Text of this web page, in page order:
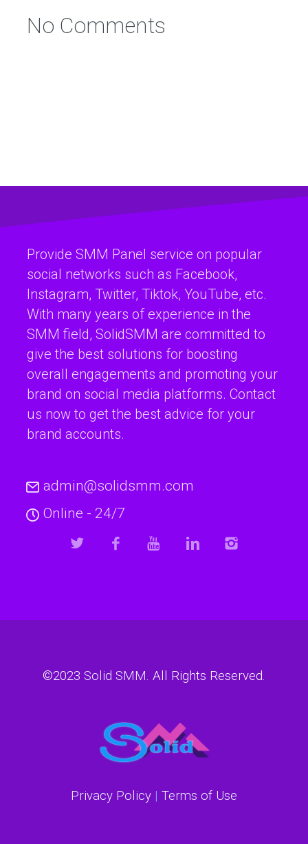
No Comments
Provide SMM Panel service on popular
social networks such as Facebook,
Instagram, Twitter, Tiktok, YouTube, etc.
With many years of experience in the
SMM field, SolidSMM are committed to
give the best solutions for boosting
overall engagements and promoting your
brand on social media platforms. Contact
us now to get the best advice for your
brand accounts.
admin@solidsmm.com
Online - 24/7
©2023 Solid SMM. All Rights Reserved.
Privacy Policy | Terms of Use